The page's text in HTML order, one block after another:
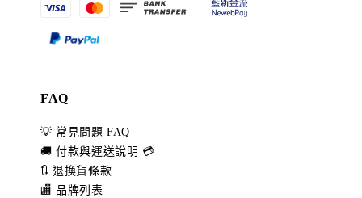
FAQ
💡 常見問題 FAQ
🚚 付款與運送說明 💳
🔃 退換貨條款
🏬 品牌列表